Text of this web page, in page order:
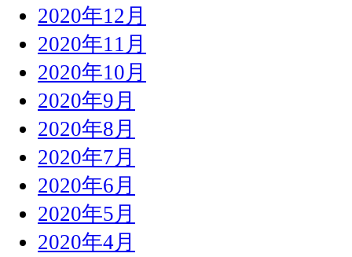
2020年12月
2020年11月
2020年10月
2020年9月
2020年8月
2020年7月
2020年6月
2020年5月
2020年4月